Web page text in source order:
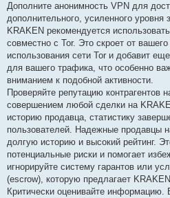
Дополните анонимность VPN для
дополнительного, усиленного
KRAKEN рекомендуется
совместно с Tor. Это скроет от
использования сети Tor и добавит
для вашего трафика, что особенно
вниманием к подобной активности.
Проверяйте репутацию контрагентов
совершением любой сделки на
историю продавца, статистику
пользователей. Надежные продавцы
долгую историю и высокий рейтинг.
потенциальные риски и помогает
игнорируйте систему гарантов или
(escrow), которую предлагает
Критически оценивайте информацию.